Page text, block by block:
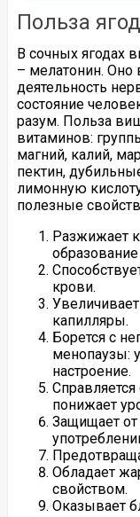
Польза
В сочных ягодах
– мелатонин. Оно
деятельность
состояние
разум. Польза
витаминов:
магний, калий,
пектин,
лимонную
полезные
Разжижает
крови.
капилляры.
Борется с
менопаузы:
настроение.
понижает
Защищает
Обладает
свойством.
Оказывает